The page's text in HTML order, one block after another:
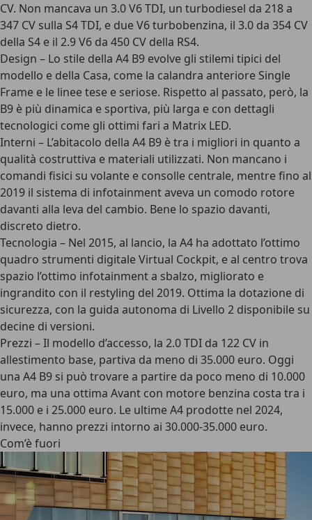
CV. Non mancava un 3.0 V6 TDI, un turbodiesel da 218 a
347 CV sulla S4 TDI, e due V6 turbobenzina, il 3.0 da 354 CV
della S4 e il 2.9 V6 da 450 CV della RS4.
Design – Lo stile della A4 B9 evolve gli stilemi tipici del
modello e della Casa, come la calandra anteriore Single
Frame e le linee tese e seriose. Rispetto al passato, però, la
B9 è più dinamica e sportiva, più larga e con dettagli
tecnologici come gli ottimi fari a Matrix LED.
Interni – L’abitacolo della A4 B9 è tra i migliori in quanto a
qualità costruttiva e materiali utilizzati. Non mancano i
comandi fisici su volante e consolle centrale, mentre fino al
2019 il sistema di infotainment aveva un comodo rotore
davanti alla leva del cambio. Bene lo spazio davanti,
discreto dietro.
Tecnologia – Nel 2015, al lancio, la A4 ha adottato l’ottimo
quadro strumenti digitale Virtual Cockpit, e al centro trova
spazio l’ottimo infotainment a sbalzo, migliorato e
ingrandito con il restyling del 2019. Ottima la dotazione di
sicurezza, con la guida autonoma di Livello 2 disponibile su
decine di versioni.
Prezzi – Il modello d’accesso, la 2.0 TDI da 122 CV in
allestimento base, partiva da meno di 35.000 euro. Oggi
una A4 B9 si può trovare a partire da poco meno di 10.000
euro, ma una ottima Avant con motore benzina costa tra i
15.000 e i 25.000 euro. Le ultime A4 prodotte nel 2024,
invece, hanno prezzi intorno ai 30.000-35.000 euro.
Com’è fuori